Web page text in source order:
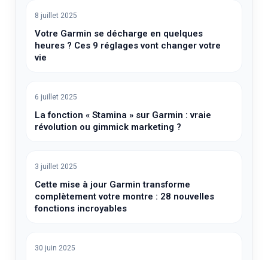
8 juillet 2025
Votre Garmin se décharge en quelques
heures ? Ces 9 réglages vont changer votre
vie
6 juillet 2025
La fonction « Stamina » sur Garmin : vraie
révolution ou gimmick marketing ?
3 juillet 2025
Cette mise à jour Garmin transforme
complètement votre montre : 28 nouvelles
fonctions incroyables
30 juin 2025